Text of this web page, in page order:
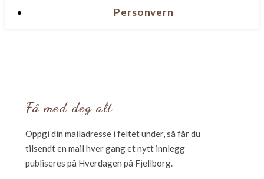
Personvern
Få med deg alt
Oppgi din mailadresse i feltet under, så får du
tilsendt en mail hver gang et nytt innlegg
publiseres på Hverdagen på Fjellborg.